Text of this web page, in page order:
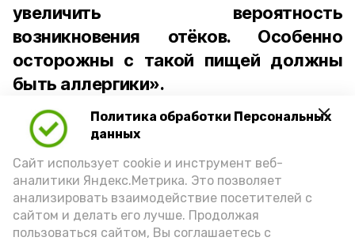
Политика обработки Персональных
данных
Сайт использует cookie и инструмент веб-
аналитики Яндекс.Метрика. Это позволяет
анализировать взаимодействие посетителей с
сайтом и делать его лучше. Продолжая
пользоваться сайтом, Вы соглашаетесь с
увеличить вероятность
возникновения отёков. Особенно
осторожны с такой пищей должны
быть аллергики».
Для взрослого человека безопасной
порцией икры считается 30-50 граммов
(2-3 ложки). При этом следует обратить
внимание на хлеб, с которым она
подаётся: лучше выбирать
цельнозерновой, с мукой грубого